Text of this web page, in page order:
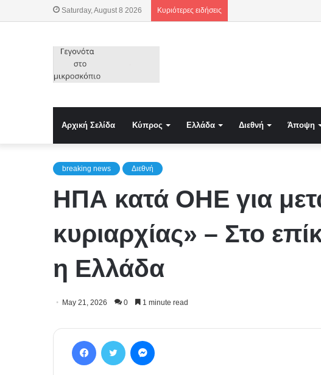
Saturday, August 8 2026 Κυριότερες ειδήσεις
Αρχική Σελίδα Κύπρος Ελλάδα Διεθνή Άποψη
breaking news Διεθνή
ΗΠΑ κατά ΟΗΕ για
κυριαρχίας» – Στο
η Ελλάδα
May 21, 2026 0 1 minute read